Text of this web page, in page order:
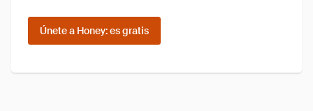
Únete a Honey: es gratis